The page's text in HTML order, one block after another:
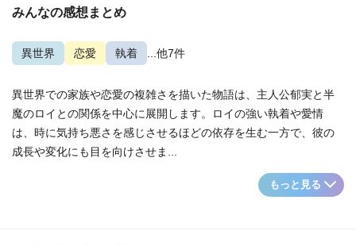
みんなの感想まとめ
異世界 恋愛 執着 ...他7件
異世界での家族や恋愛の複雑さを描いた物語は、主人公郁実と半
魔のロイとの関係を中心に展開します。ロイの強い執着や愛情
は、時に気持ち悪さを感じさせるほどの依存を生む一方で、彼の
成長や変化にも目を向けさせま...
もっと見る